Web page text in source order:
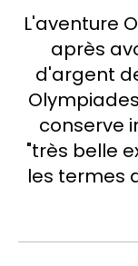
L'aventure
après
d'argent
conserve
"très belle
les termes